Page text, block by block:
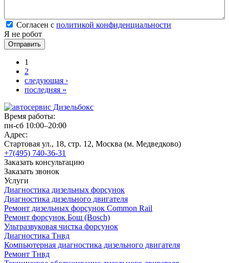
Согласен с политикой конфиденциальности*
Согласен с политикой конфиденциальности
Я не робот
1
2
следующая ›
последняя »
Время работы:
пн-сб 10:00–20:00
Адрес:
Стартовая ул., 18, стр. 12, Москва (м. Медведково)
+7(495) 740-36-31
Заказать консультацию
Заказать звонок
Услуги
Диагностика дизельных форсунок
Диагностика дизельного двигателя
Ремонт дизельных форсунок Common Rail
Ремонт форсунок Бош (Bosch)
Ультразвуковая чистка форсунок
Диагностика Тнвд
Компьютерная диагностика дизельного двигателя
Ремонт Тнвд